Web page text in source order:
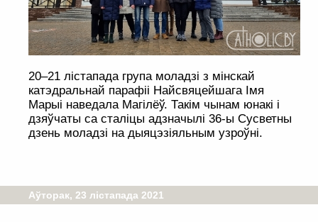
20–21 лістапада група моладзі з мінскай
катэдральнай парафіі Найсвяцейшага Імя
Марыі наведала Магілёў. Такім чынам юнакі і
дзяўчаты са сталіцы адзначылі 36-ы Сусветны
дзень моладзі на дыяцэзіяльным узроўні.
Аўторак, 23 лістапада 2021